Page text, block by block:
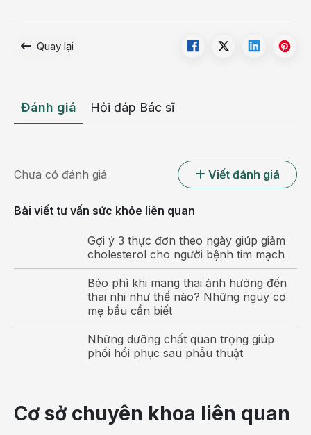
Đừng nghĩ rằng nước không có calo thì không giúp
nước.
Nước giúp vận chuyển oxy trong máu và các chất
dinh dưỡng thiết yếu đến các tế bào. Nếu bạn được
cung cấp đủ nước, tim của bạn không phải làm việc
cực nhọc để cố gắng bơm thật nhiều máu đi khắp cơ
thể. Vì vậy, uống nước giúptăng năng lượng cho cơ
Giúp tránh căng thẳng
Có từ 70% đến 80% mô não là nước.
nước cạnh bàn làm việc hoặc mang theo một chai
nước khi ra ngoài để uống nước thường xuyên. Cách
Quay lại
Đánh giá Hỏi đáp Bác sĩ
Chưa có đánh giá Viết đánh giá
Bài viết tư vấn sức khỏe liên quan
Gợi ý 3 thực đơn theo ngày giúp giảm
cholesterol cho người bệnh tim mạch
Béo phì khi mang thai ảnh hưởng đến
thai nhi như thế nào? Những nguy cơ
mẹ bầu cần biết
Những dưỡng chất quan trọng giúp
phổi hồi phục sau phẫu thuật
Cơ sở chuyên khoa liên quan